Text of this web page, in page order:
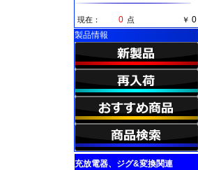
現在： 0 点 ￥ 0
製品情報
充放電器、ジグ&変換関連